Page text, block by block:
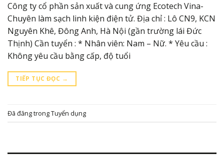
Công ty cổ phần sản xuất và cung ứng Ecotech Vina-
Chuyên làm sạch linh kiện điện tử. Địa chỉ : Lô CN9, KCN
Nguyên Khê, Đông Anh, Hà Nội (gần trường lái Đức
Thịnh) Cần tuyển : * Nhân viên: Nam – Nữ. * Yêu cầu :
Không yêu cầu bằng cấp, độ tuổi
TIẾP TỤC ĐỌC →
Đã đăng trongTuyển dụng